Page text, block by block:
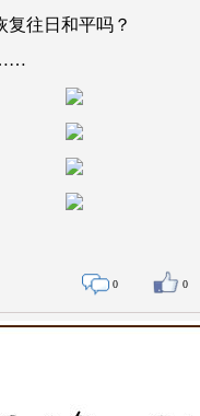
复往日和平吗？
0 0